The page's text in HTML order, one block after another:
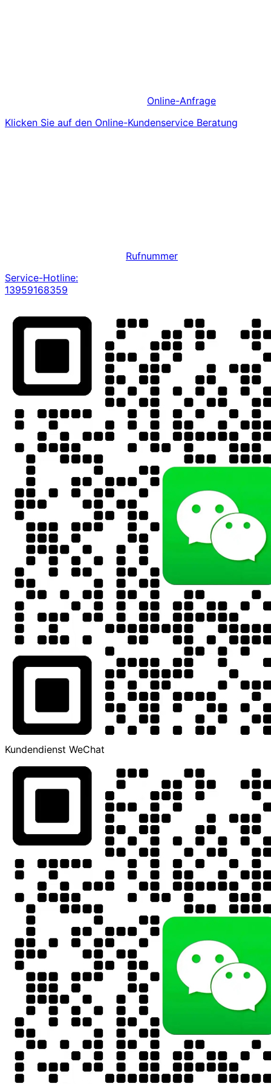
Online-Anfrage
Klicken Sie auf den Online-Kundenservice Beratung
Rufnummer
Service-Hotline:
13959168359
Kundendienst WeChat